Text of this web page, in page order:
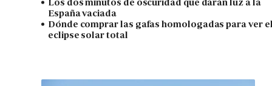
Los dos minutos de oscuridad que darán luz a la
España vaciada
Dónde comprar las gafas homologadas para ver
eclipse solar total